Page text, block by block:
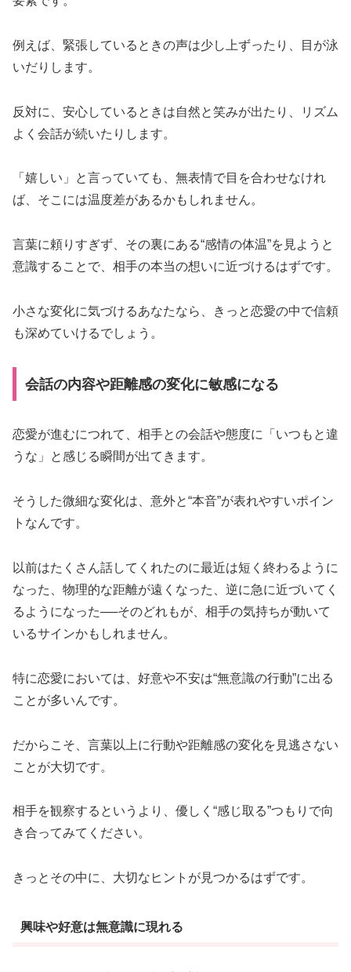
例えば、緊張しているときの声は少し上ずったり、目が泳
いだりします。
反対に、安心しているときは自然と笑みが出たり、リズム
よく会話が続いたりします。
「嬉しい」と言っていても、無表情で目を合わせなけれ
ば、そこには温度差があるかもしれません。
言葉に頼りすぎず、その裏にある“感情の体温”を見ようと
意識することで、相手の本当の想いに近づけるはずです。
小さな変化に気づけるあなたなら、きっと恋愛の中で信頼
も深めていけるでしょう。
会話の内容や距離感の変化に敏感になる
恋愛が進むにつれて、相手との会話や態度に「いつもと違
うな」と感じる瞬間が出てきます。
そうした微細な変化は、意外と“本音”が表れやすいポイン
トなんです。
以前はたくさん話してくれたのに最近は短く終わるように
なった、物理的な距離が遠くなった、逆に急に近づいてく
るようになった──そのどれもが、相手の気持ちが動いて
いるサインかもしれません。
特に恋愛においては、好意や不安は“無意識の行動”に出る
ことが多いんです。
だからこそ、言葉以上に行動や距離感の変化を見逃さない
ことが大切です。
相手を観察するというより、優しく“感じ取る”つもりで向
き合ってみてください。
きっとその中に、大切なヒントが見つかるはずです。
興味や好意は無意識に現れる